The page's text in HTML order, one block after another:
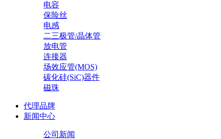
电容
保险丝
电感
二三极管/晶体管
放电管
连接器
场效应管(MOS)
碳化硅(SiC)器件
磁珠
代理品牌
新闻中心
公司新闻